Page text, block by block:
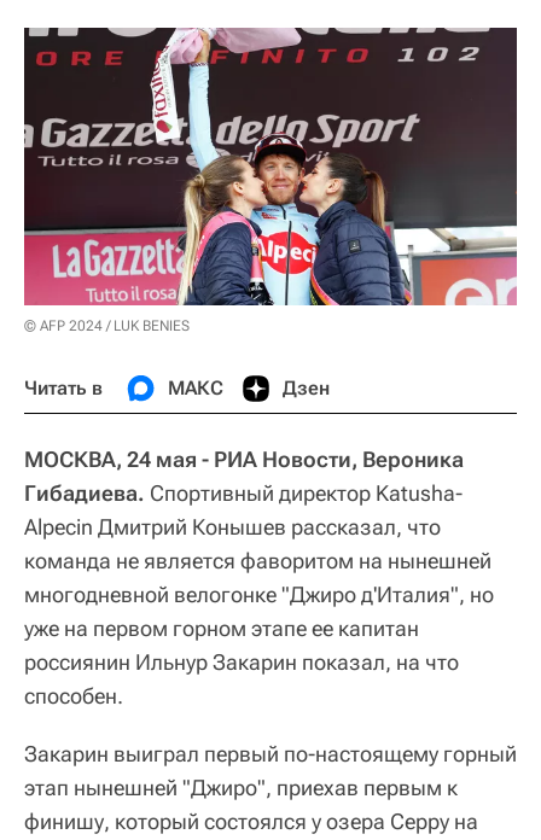
© AFP 2024 / LUK BENIES
Читать в МАКС Дзен
МОСКВА, 24 мая - РИА Новости, Вероника
Гибадиева. Спортивный директор Katusha-
Alpecin Дмитрий Конышев рассказал, что
команда не является фаворитом на нынешней
многодневной велогонке "Джиро д'Италия", но
уже на первом горном этапе ее капитан
россиянин Ильнур Закарин показал, на что
способен.
Закарин выиграл первый по-настоящему горный
этап нынешней "Джиро", приехав первым к
финишу, который состоялся у озера Серру на